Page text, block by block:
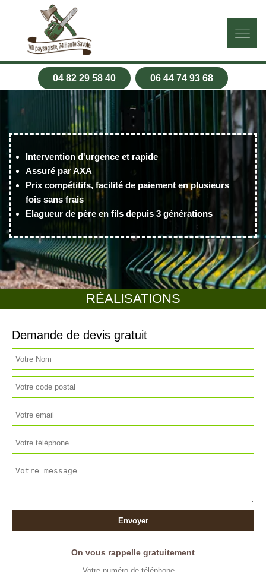
04 82 29 58 40 06 44 74 93 68
RÉALISATIONS
Intervention d'urgence et rapide
Assuré par AXA
Prix compétitifs, facilité de paiement en plusieurs
fois sans frais
Elagueur de père en fils depuis 3 générations
Demande de devis gratuit
On vous rappelle gratuitement